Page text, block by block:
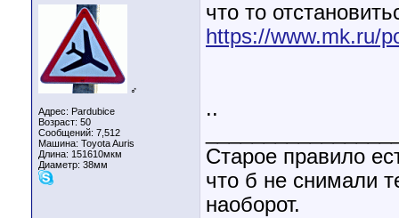
♂
Адрес: Pardubice
Возраст: 50
Сообщений: 7,512
Машина: Toyota Auris
Длина: 151610мкм
Диаметр: 38мм
что то
https://www.mk.ru/
..
Старое правило
что б не снимали
наоборот.